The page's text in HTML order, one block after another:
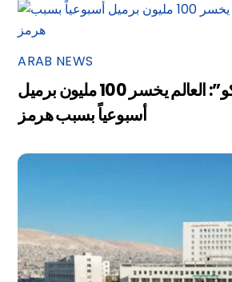
ARAB NEWS
رئيس “أرامكو”: العالم يخسر 100 مليون برميل
أسبوعياً بسبب هرمز